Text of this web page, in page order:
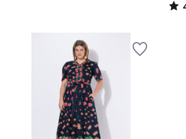
/